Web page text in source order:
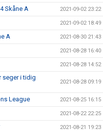
Skåne A 2021-09-02 23:22
2021-09-02 18:49
A 2021-08-30 21:43
2021-08-28 16:40
2021-08-28 14:52
seger i tidig
2021-08-28 09:19
League 2021-08-25 16:15
2021-08-22 22:25
2021-08-21 19:23